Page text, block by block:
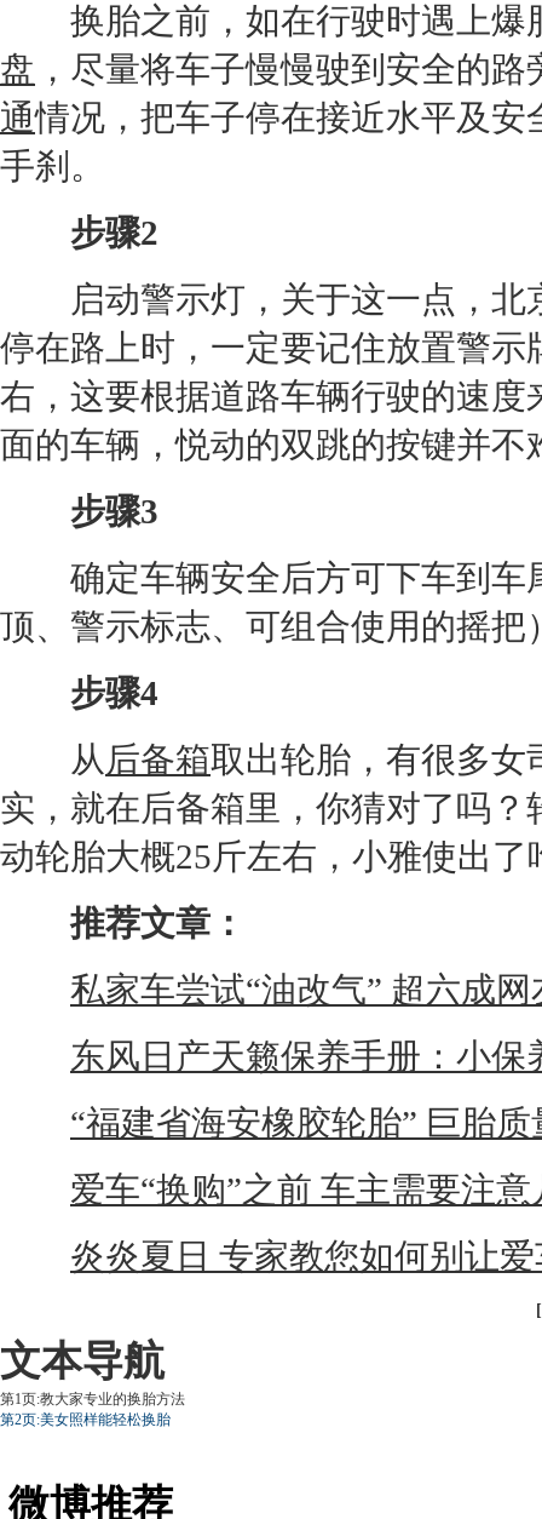
换胎之前，如在行驶时遇上爆
盘 ，尽量将车子慢慢驶到安全的
通情况，把车子停在接近水平及
手刹。
步骤2
启动警示灯，关于这一点， 北
停在路上时，一定要记住放置警
右，这要根据道路车辆行驶的速
面的车辆，悦动的双跳的按键并不
步骤3
确定车辆安全后方可下车到车
顶、警示标志、可组合使用的摇把
步骤4
从 后备箱取出轮胎 ，有很多
实，就在后备箱里，你猜对了吗？
动轮胎大概25斤左右，小雅使出了
推荐文章：
私家车尝试“油改气” 超六成
东风日产天籁保养手册：小保
“福建省海安橡胶轮胎” 巨胎
爱车“换购”之前 车主需要注
炎炎夏日 专家教您如何别让
文本导航
第1页:教大家专业的换胎方法
第2页:美女照样能轻松换胎
微博推荐